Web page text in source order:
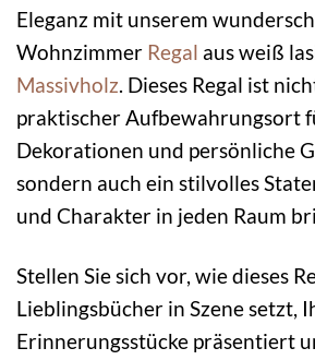
Eleganz mit unserem
Wohnzimmer Regal aus weiß
Massivholz. Dieses Regal ist
praktischer Aufbewahrungsort
Dekorationen und persönliche
sondern auch ein stilvolles
und Charakter in jeden Raum
Stellen Sie sich vor, wie dieses
Lieblingsbücher in Szene setzt,
Erinnerungsstücke präsentiert